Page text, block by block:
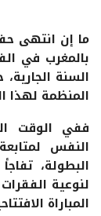
ما إن انتهى
السنة
المنظمة لهذا
ففي الوقت
النفس
البطولة،
لنوعية
المباراة